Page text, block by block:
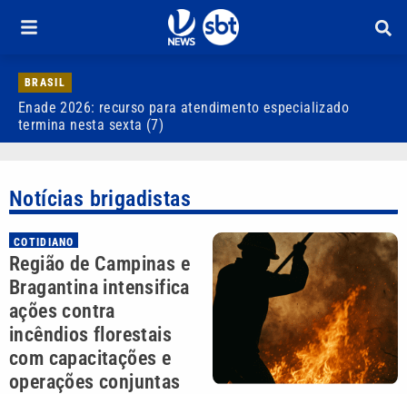
BRASIL
Enade 2026: recurso para atendimento especializado
termina nesta sexta (7)
Notícias brigadistas
COTIDIANO
Região de Campinas e
Bragantina intensifica
ações contra
incêndios florestais
com capacitações e
operações conjuntas